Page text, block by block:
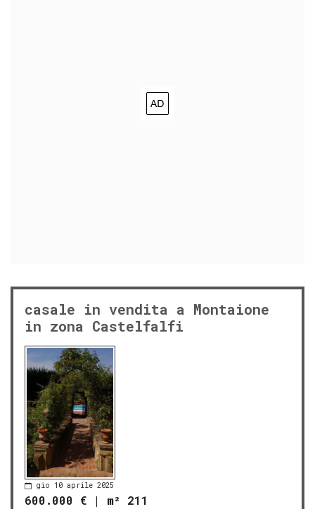
casale in vendita a Montaione
in zona Castelfalfi
gio 10 aprile 2025
600.000 € | m² 211